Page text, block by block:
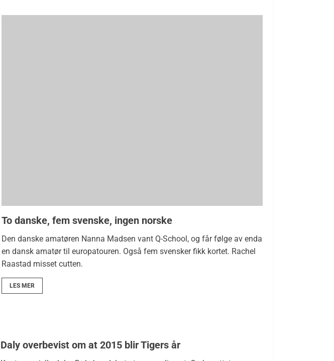
To danske, fem svenske, ingen norske
Den danske amatøren Nanna Madsen vant Q-School, og får følge av enda
en dansk amatør til europatouren. Også fem svensker fikk kortet. Rachel
Raastad misset cutten.
LES MER
Daly overbevist om at 2015 blir Tigers år